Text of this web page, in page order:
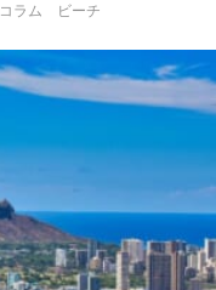
コラム ビーチ